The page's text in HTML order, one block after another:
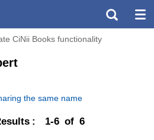
CiNii Books functionality
the same name
1-6 of 6